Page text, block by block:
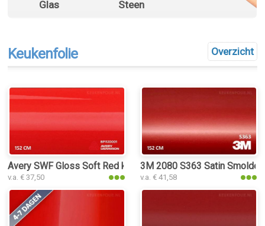
Glas Steen
Overzicht
Keukenfolie
Avery SWF Gloss Soft Red keukenfolie
v.a. € 37,50
3M 2080 S363 Satin
v.a. € 41,58